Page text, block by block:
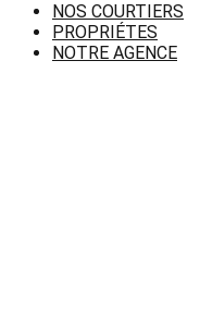
NOS COURTIERS
PROPRIÉTES
NOTRE AGENCE